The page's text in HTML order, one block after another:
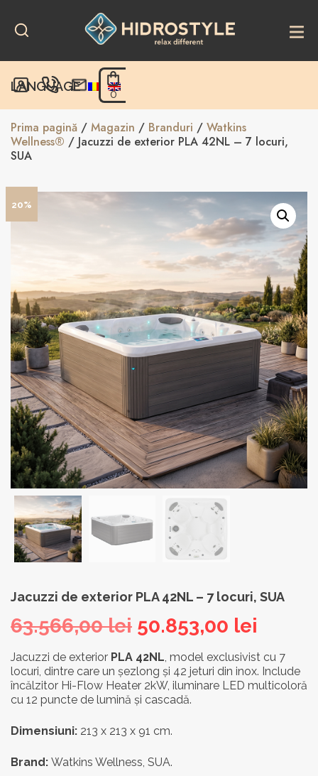
content
LANGUAGE
0
Prima pagină / Magazin / Branduri / Watkins
Wellness® / Jacuzzi de exterior PLA 42NL – 7 locuri,
SUA
20%
Jacuzzi de exterior PLA 42NL – 7 locuri, SUA
63.566,00lei Prețul
inițial
a
fost:
63.566,00 lei.
50.853,00 lei
este:
Jacuzzi de exterior PLA 42NL, model exclusivist cu 7
locuri, dintre care un șezlong și 42 jeturi din inox. Include
încălzitor Hi-Flow Heater 2kW, iluminare LED multicoloră
cu 12 puncte de lumină și cascadă.
Dimensiuni: 213 x 213 x 91 cm.
Brand: Watkins Wellness, SUA.